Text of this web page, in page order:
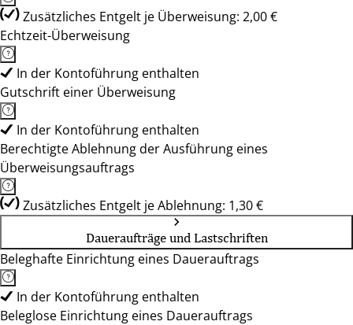
Zusätzliches Entgelt je Überweisung: 2,00 €
Echtzeit-Überweisung
In der Kontoführung enthalten
Gutschrift einer Überweisung
In der Kontoführung enthalten
Berechtigte Ablehnung der Ausführung eines
Überweisungsauftrags
Zusätzliches Entgelt je Ablehnung: 1,30 €
Daueraufträge und Lastschriften
Beleghafte Einrichtung eines Dauerauftrags
In der Kontoführung enthalten
Beleglose Einrichtung eines Dauerauftrags